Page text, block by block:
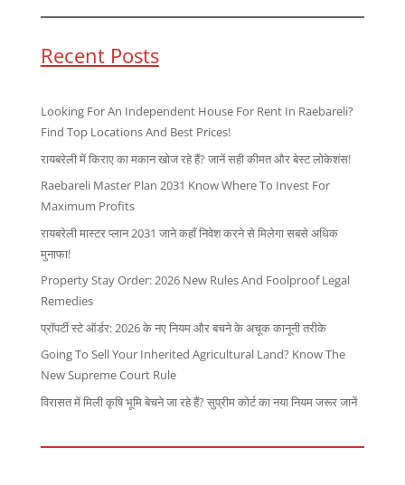
Recent Posts
Looking For An Independent House For Rent In Raebareli?
Find Top Locations And Best Prices!
रायबरेली में किराए का मकान खोज रहे हैं? जानें सही कीमत और बेस्ट लोकेशंस!
Raebareli Master Plan 2031 Know Where To Invest For
Maximum Profits
रायबरेली मास्टर प्लान 2031 जाने कहाँ निवेश करने से मिलेगा सबसे अधिक
मुनाफा!
Property Stay Order: 2026 New Rules And Foolproof Legal
Remedies
प्रॉपर्टी स्टे ऑर्डर: 2026 के नए नियम और बचने के अचूक कानूनी तरीके
Going To Sell Your Inherited Agricultural Land? Know The
New Supreme Court Rule
विरासत में मिली कृषि भूमि बेचने जा रहे हैं? सुप्रीम कोर्ट का नया नियम जरूर जानें